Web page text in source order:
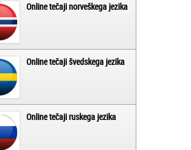
Online tečaji norveškega jezika
Online tečaji švedskega jezika
Online tečaji ruskega jezika